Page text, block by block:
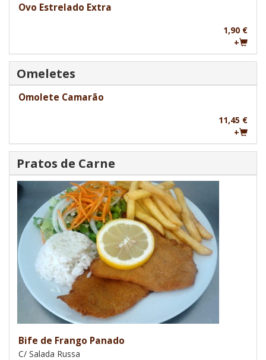
Ovo Estrelado Extra
1,90 €
+
Omeletes
Omolete Camarão
11,45 €
+
Pratos de Carne
Bife de Frango Panado
C/ Salada Russa